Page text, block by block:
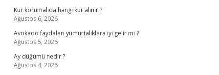
Kur korumalıda hangi kur alınır ?
Ağustos 6, 2026
Avokado faydaları yumurtalıklara iyi gelir mi ?
Ağustos 5, 2026
Ay düğümü nedir ?
Ağustos 4, 2026